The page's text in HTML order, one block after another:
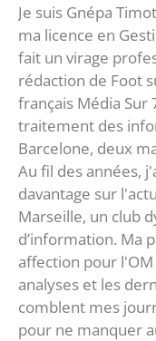
Je suis Gnépa
ma licence en
fait un virage
rédaction de Foot
français Média Sur
traitement des
Barcelone, deux
Au fil des années,
davantage sur
Marseille, un club
d’information. Ma
affection pour
analyses et les
comblent mes
pour ne manquer